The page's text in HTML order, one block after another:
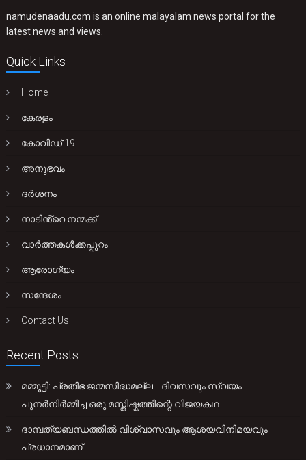
namudenaadu.com is an online malayalam news portal for the
latest news and views.
Quick Links
Home
കേരളം
കോവിഡ് 19
അനുഭവം
ദർശനം
നാടിൻ്റെ നന്മക്ക്
വാർത്തകൾക്കപ്പുറം
ആരോഗ്യം
സന്ദേശം
Contact Us
Recent Posts
മമ്മൂട്ടി: പ്രതിഭ ജന്മസിദ്ധമല്ല… ദിവസവും സ്വയം
പുനർനിർമ്മിച്ച ഒരു മസ്തിഷ്കത്തിന്റെ വിജയകഥ
ദാമ്പത്യബന്ധത്തിൽ വിശ്വാസവും ആശയവിനിമയവും
പ്രധാനമാണ്.